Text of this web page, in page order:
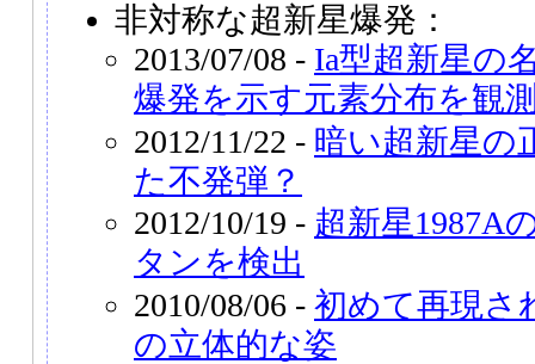
非対称な超新星爆発：
2013/07/08 - Ia型超新星の
爆発を示す元素分布を観
2012/11/22 - 暗い超新星の
た不発弾？
2012/10/19 - 超新星1987A
タンを検出
2010/08/06 - 初めて再現さ
の立体的な姿